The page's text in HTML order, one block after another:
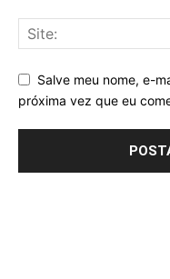
Salve meu nome, e-
próxima vez que eu